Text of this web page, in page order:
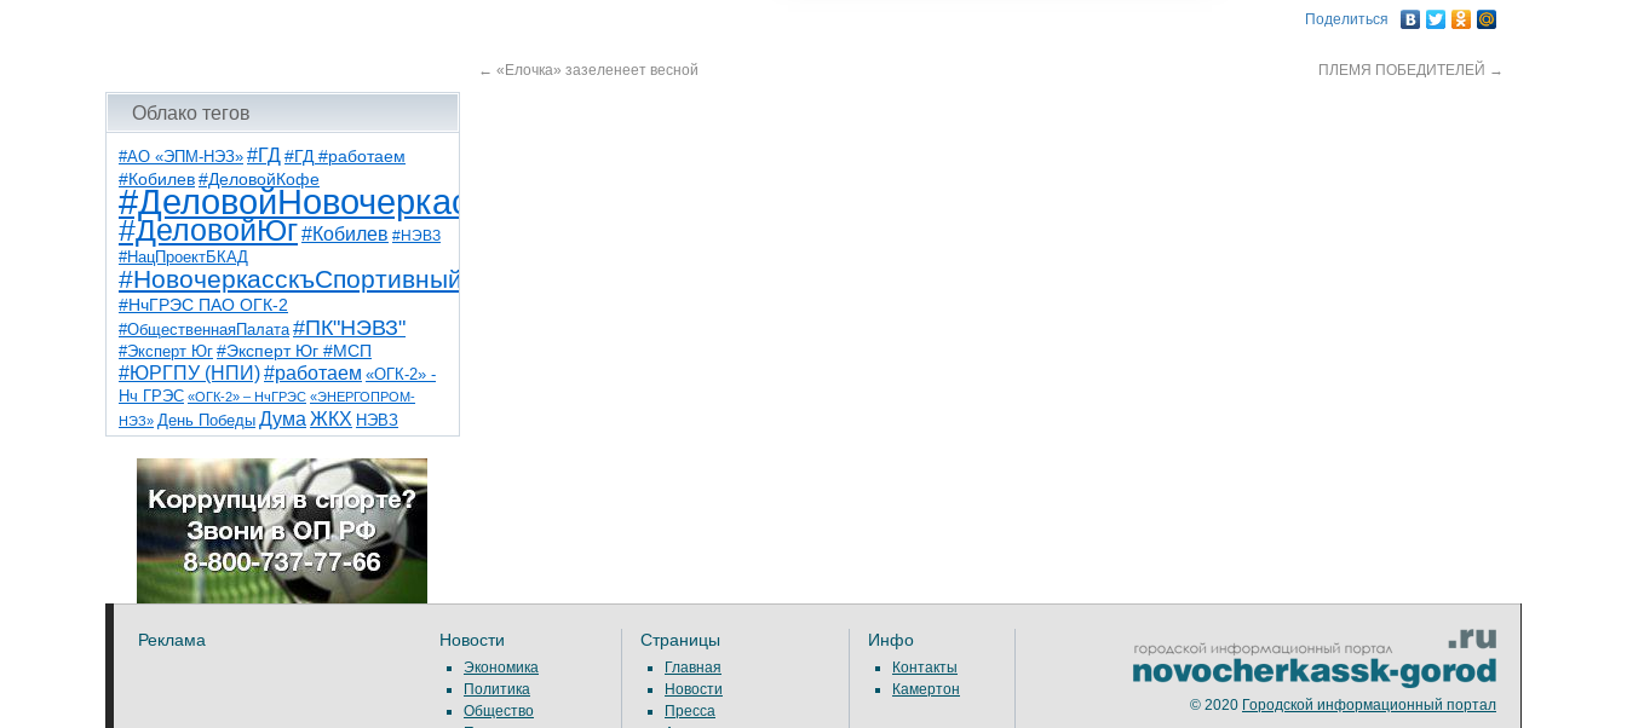
Облако тегов
#АО «ЭПМ-НЭЗ» #ГД #ГД #работаем
#Кобилев #ДеловойКофе
#ДеловойНовочеркасск
#ДеловойЮг#Кобилев #НЭВЗ
#НацПроектБКАД
#НовочеркасскъСпортивный
#НчГРЭС ПАО ОГК-2
#ОбщественнаяПалата #ПК"НЭВЗ"
#Эксперт Юг #Эксперт Юг #МСП
#ЮРГПУ (НПИ)#работаем «ОГК-2» -
Нч ГРЭС «ОГК-2» – НчГРЭС «ЭНЕРГОПРОМ-
НЭЗ» День Победы Дума ЖКХ НЭВЗ
НчГРЭС ТНТ
благоустройствоветераны выборы
детидороги казаки коррупция космос
общественная палата парк пожар роща
спорт театр транспорт художники
Поделиться
← «Елочка» зазеленеет весной ПЛЕМЯ ПОБЕДИТЕЛЕЙ →
Реклама Новости
Экономика
Политика
Общество
Страницы
Главная
Новости
Пресса
Инфо
Контакты
Камертон
© 2020 Городской информационный портал